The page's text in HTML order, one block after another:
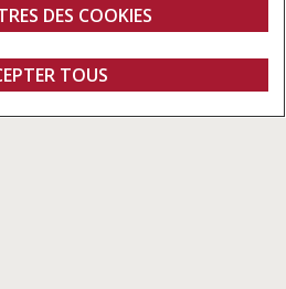
Fanshop
DES COOKIES
TOUS